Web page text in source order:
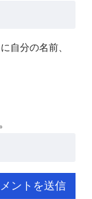
自分の名前、